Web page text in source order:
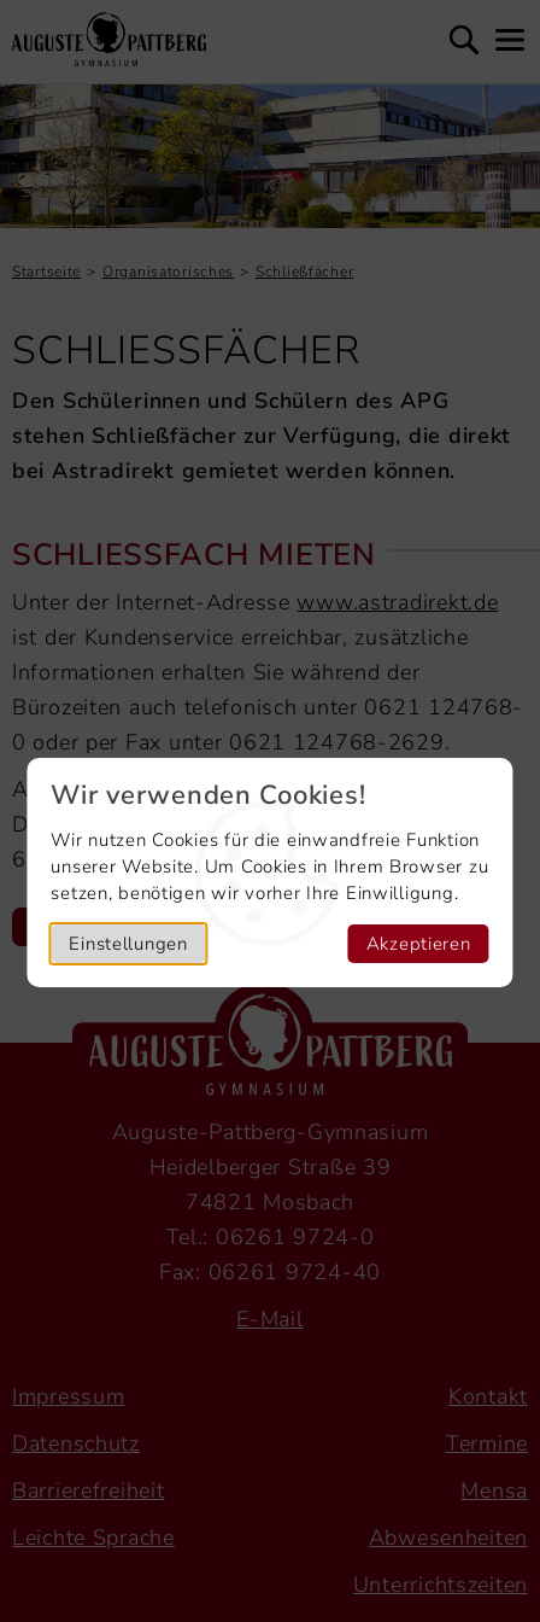
Wir verwenden Cookies!
Wir nutzen Cookies für die einwandfreie Funktion
unserer Website. Um Cookies in Ihrem Browser zu
setzen, benötigen wir vorher Ihre Einwilligung.
Einstellungen Akzeptieren
Startseite Organisatorisches Schließfächer
SCHLIESSFÄCHER
Den Schülerinnen und Schülern des APG
stehen Schließfächer zur Verfügung, die direkt
bei Astradirekt gemietet werden können.
SCHLIESSFACH MIETEN
Unter der Internet-Adresse www.astradirekt.de
ist der Kundenservice erreichbar, zusätzliche
Informationen erhalten Sie während der
Bürozeiten auch telefonisch unter 0621 124768-
0 oder per Fax unter 0621 124768-2629.
Astradirekt Leasing & Service GmbH
Dudenstraße 46
68167 Mannheim
ASTRADIREKT
Auguste-Pattberg-Gymnasium
Heidelberger Straße 39
74821 Mosbach
Tel.: 06261 9724-0
Fax: 06261 9724-40
E-Mail
Impressum
Datenschutz
Barrierefreiheit
Leichte Sprache
Kontakt
Termine
Mensa
Abwesenheiten
Unterrichtszeiten